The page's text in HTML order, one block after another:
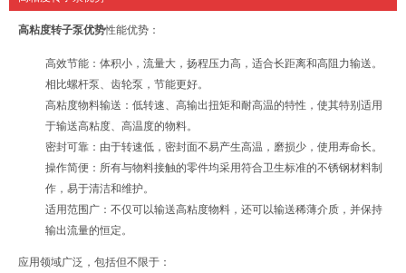
高粘度转子泵优势性能优势：
高效节能：体积小，流量大，扬程压力高，适合长距离和高阻力输送。
相比螺杆泵、齿轮泵，节能更好。
高粘度物料输送：低转速、高输出扭矩和耐高温的特性，使其特别适用
于输送高粘度、高温度的物料。
密封可靠：由于转速低，密封面不易产生高温，磨损少，使用寿命长。
操作简便：所有与物料接触的零件均采用符合卫生标准的不锈钢材料制
作，易于清洁和维护。
适用范围广：不仅可以输送高粘度物料，还可以输送稀薄介质，并保持
输出流量的恒定。
应用领域广泛，包括但不限于：